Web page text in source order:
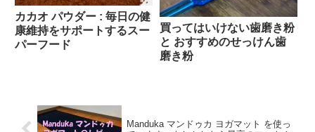
カカオ パウダー : 毎日の健
康維持をサポートするスー
パーフード
買ってはいけない歯磨き粉
と おすすめのせっけん歯
磨き粉
Manduka マンドゥカ ヨガマット を使っ